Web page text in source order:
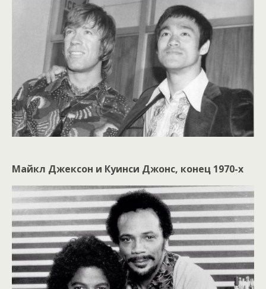
Майкл Джексон и Куинси Джонс, конец 1970-х